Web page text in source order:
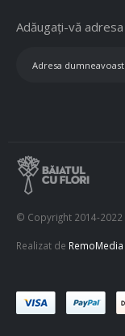
Adăugați-vă
© Copyright 2014-
Realizat de RemoMedia